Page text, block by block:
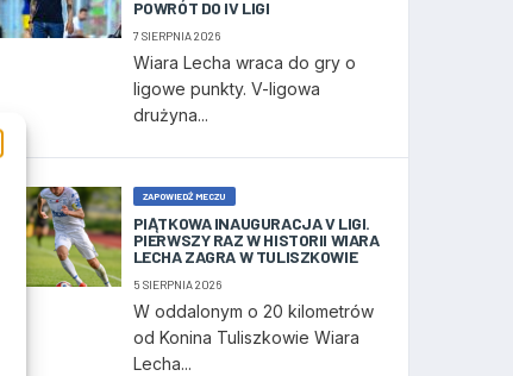
POWRÓT DO IV LIGI
7 SIERPNIA 2026
Wiara Lecha wraca do gry o
ligowe punkty. V-ligowa
drużyna...
ZAPOWIEDŹ MECZU
PIĄTKOWA INAUGURACJA V LIGI.
PIERWSZY RAZ W HISTORII WIARA
LECHA ZAGRA W TULISZKOWIE
5 SIERPNIA 2026
W oddalonym o 20 kilometrów
od Konina Tuliszkowie Wiara
Lecha...